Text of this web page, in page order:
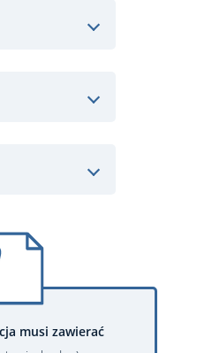
musi zawierać